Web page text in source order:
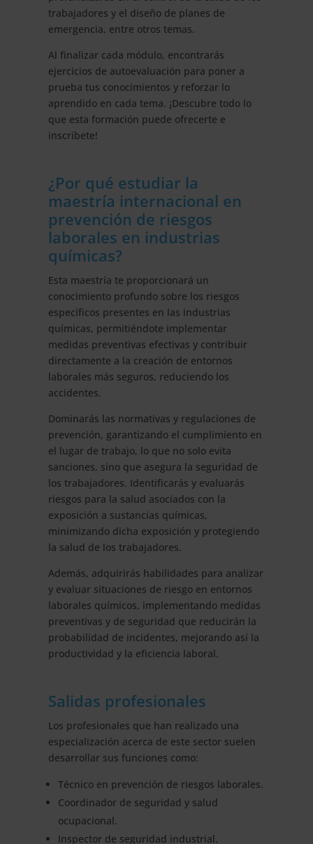
trabajadores y el diseño de planes de
emergencia, entre otros temas.
Al finalizar cada módulo, encontrarás
ejercicios de autoevaluación para poner a
prueba tus conocimientos y reforzar lo
aprendido en cada tema. ¡Descubre todo lo
que esta formación puede ofrecerte e
inscríbete!
¿Por qué estudiar la
maestría internacional en
prevención de riesgos
laborales en industrias
químicas?
Esta maestría te proporcionará un
conocimiento profundo sobre los riesgos
específicos presentes en las industrias
químicas, permitiéndote implementar
medidas preventivas efectivas y contribuir
directamente a la creación de entornos
laborales más seguros, reduciendo los
accidentes.
Dominarás las normativas y regulaciones de
prevención, garantizando el cumplimiento en
el lugar de trabajo, lo que no solo evita
sanciones, sino que asegura la seguridad de
los trabajadores. Identificarás y evaluarás
riesgos para la salud asociados con la
exposición a sustancias químicas,
minimizando dicha exposición y protegiendo
la salud de los trabajadores.
Además, adquirirás habilidades para analizar
y evaluar situaciones de riesgo en entornos
laborales químicos, implementando medidas
preventivas y de seguridad que reducirán la
probabilidad de incidentes, mejorando así la
productividad y la eficiencia laboral.
Salidas profesionales
Los profesionales que han realizado una
especialización acerca de este sector suelen
desarrollar sus funciones como:
Técnico en prevención de riesgos laborales.
Coordinador de seguridad y salud
ocupacional.
Inspector de seguridad industrial.